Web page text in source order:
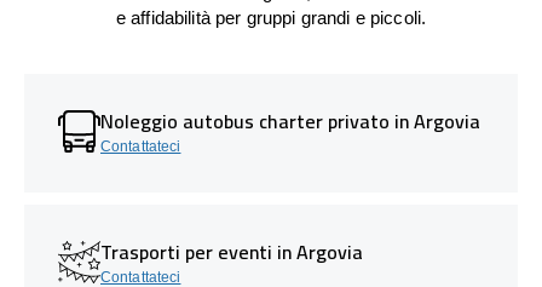
e affidabilità per gruppi grandi e piccoli.
Noleggio autobus charter privato in Argovia
Contattateci
Trasporti per eventi in Argovia
Contattateci